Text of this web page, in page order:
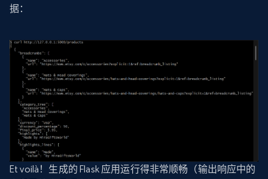
据：
Et voilà！生成的 Flask 应用运行得非常顺畅（输出响应中的